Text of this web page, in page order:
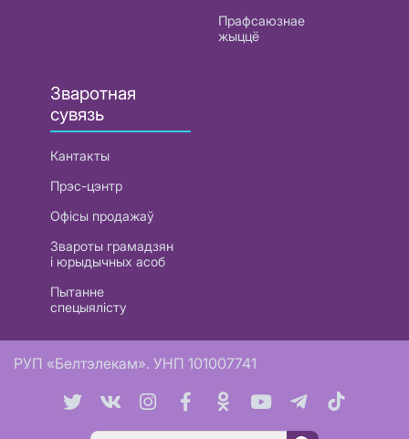
Прафсаюзнае
жыццё
Зваротная
сувязь
Кантакты
Прэс-цэнтр
Офісы продажаў
Звароты грамадзян
і юрыдычных асоб
Пытанне
спецыялісту
РУП «Белтэлекам». УНП 101007741